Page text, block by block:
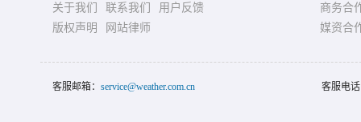
关于我们 联系我们
用户反馈
版权声明
网站律师
商务合
媒资合
客服邮箱： service@weather.com.cn 客服电